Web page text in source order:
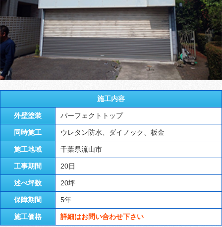
施工内容
外壁塗装 パーフェクトトップ
同時施工 ウレタン防水、ダイノック、板金
施工地域 千葉県流山市
工事期間 20日
述べ坪数 20坪
保障期間 5年
施工価格 詳細はお問い合わせ下さい